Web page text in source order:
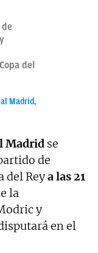
de
del
Madrid,
Madrid se
de
del Reya las 21
la
y
en el